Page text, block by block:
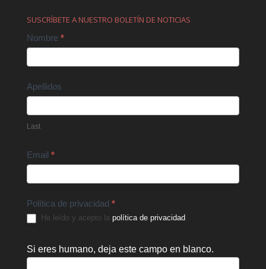
SUSCRÍBETE A NUESTRO BOLETÍN DE NOTICIAS
Contact
Nombre *
Apellidos
Last
Email *
Política de privacidad *
He leído y acepto la política de privacidad.
Si eres humano, deja este campo en blanco.